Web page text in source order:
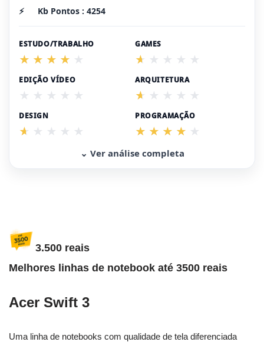
⚡
Kb Pontos : 4254
ESTUDO/TRABALHO GAMES
EDIÇÃO VÍDEO ARQUITETURA
DESIGN PROGRAMAÇÃO
⌄ Ver análise completa
3.500 reais
Melhores linhas de notebook até 3500 reais
Acer Swift 3
Uma linha de notebooks com qualidade de tela diferenciada